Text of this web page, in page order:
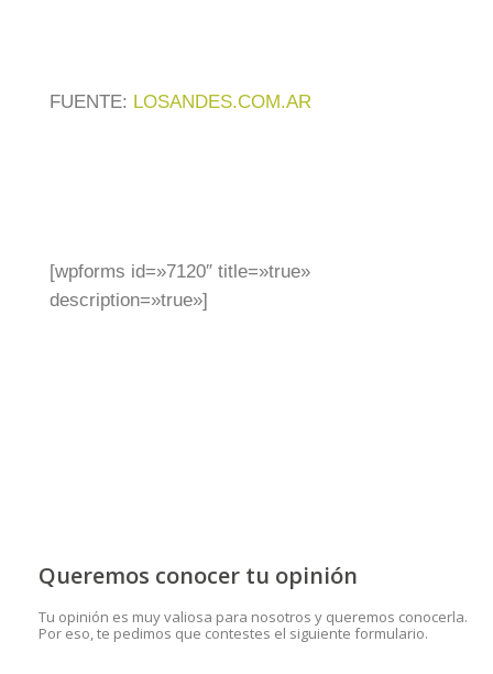
FUENTE: LOSANDES.COM.AR
[wpforms id=»7120″ title=»true»
description=»true»]
Queremos conocer tu opinión
Tu opinión es muy valiosa para nosotros y queremos conocerla.
Por eso, te pedimos que contestes el siguiente formulario.